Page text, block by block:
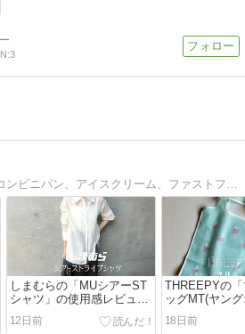
3
コンビニスイーツ、コンビニパン、アイスクリーム、ファストフードなどのレビューを、沢山の写真を交えながら紹介しています！
しまむらの「MUシアーST
シャツ」の使用感レビュ
ー！さりげないストライプ
が素敵なシャツ。紫外線対
12日前
THREEPYの
ッグMT(ヤン
ー)」の使用感
らしいヤング
18日前